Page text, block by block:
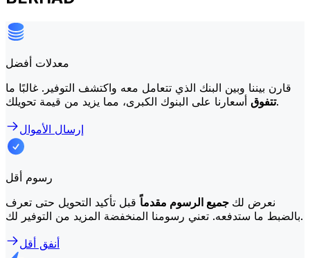
معدلات أفضل
قارن بيننا وبين البنك الذي تتعامل معه واكتشف التوفير. غالبًا ما
تتفوقأسعارنا على البنوك الكبرى، مما يزيد من قيمة تحويلك.
إرسال الأموال
رسوم أقل
نعرض لك جميع الرسوم مقدماًقبل تأكيد التحويل حتى تعرف
بالضبط ما ستدفعه. تعني رسومنا المنخفضة المزيد من التوفير لك.
أنفق أقل